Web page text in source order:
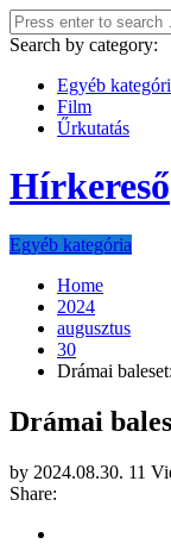
Search by category:
Egyéb
Film
Űrkutatás
Hírkereső
Egyéb kategória
Home
2024
augusztus
30
Drámai
Drámai
by 2024.08.30. 11
Share: